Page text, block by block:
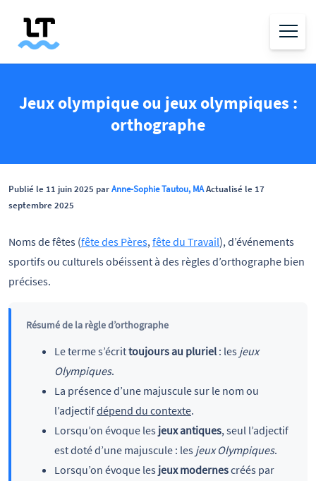
Jeux olympique ou jeux olympiques :
orthographe
Publié le 11 juin 2025 parAnne-Sophie Tautou, MAActualisé le 17
septembre 2025
Noms de fêtes (fête des Pères, fête du Travail), d’événements
sportifs ou culturels obéissent à des règles d’orthographe bien
précises.
Résumé de la règle d’orthographe
Le terme s’écrittoujours au pluriel: les jeux
Olympiques.
La présence d’une majuscule sur le nom ou
l’adjectifdépend du contexte.
Lorsqu’on évoque les jeux antiques, seul l’adjectif
est doté d’une majuscule : les jeux Olympiques.
Lorsqu’on évoque les jeux modernescréés par